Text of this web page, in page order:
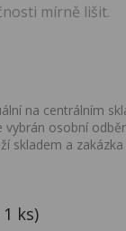
mírně lišit.
na centrálním
osobní
skladem a
ks)